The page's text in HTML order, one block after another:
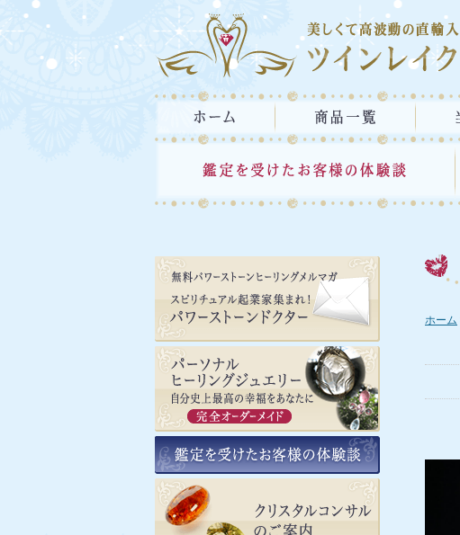
ホーム